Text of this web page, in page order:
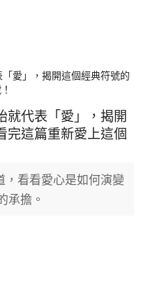
代表「愛」，揭開
完這篇重新愛上這個
，看看愛心是如何演變
承擔。